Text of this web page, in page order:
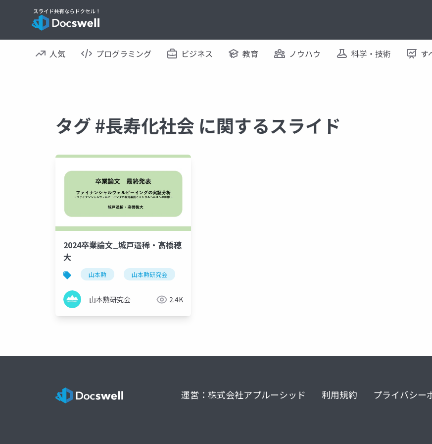
人気 プログラミング ビジネス 教育 ノウハウ 科学・技術 す
タグ #長寿化社会 に関するスライド
2024卒業論文_城戸遥稀・髙橋穂
大
山本勲 山本勲研究会
山本勲研究会 2.4K
運営：株式会社アプルーシッド 利用規約 プライバシー